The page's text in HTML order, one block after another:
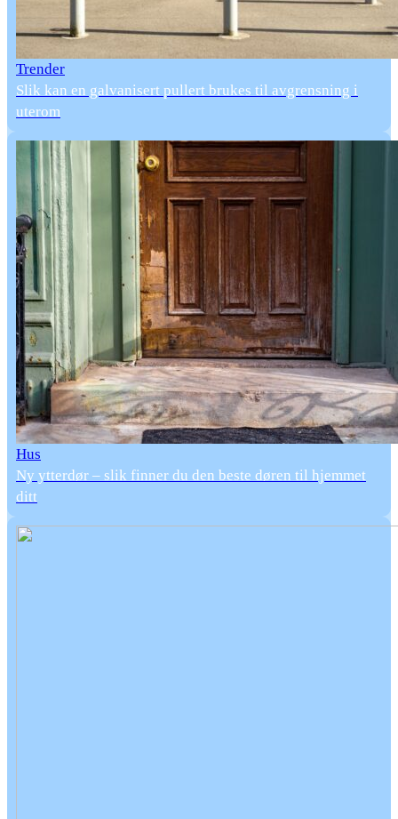
Trender
Slik kan en galvanisert pullert brukes til avgrensning i
uterom
Hus
Ny ytterdør – slik finner du den beste døren til hjemmet
ditt